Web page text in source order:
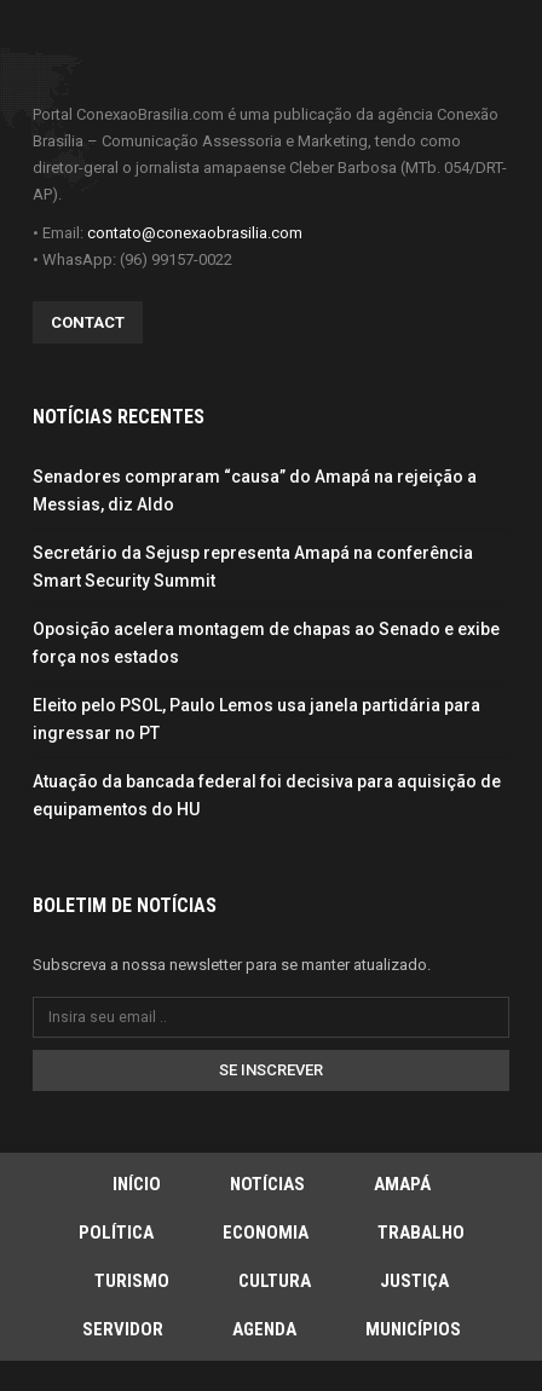
Portal ConexaoBrasilia.com é uma publicação da agência Conexão
Brasília – Comunicação Assessoria e Marketing, tendo como
diretor-geral o jornalista amapaense Cleber Barbosa (MTb. 054/DRT-
AP).
• Email: contato@conexaobrasilia.com
• WhasApp: (96) 99157-0022
CONTACT
NOTÍCIAS RECENTES
Senadores compraram “causa” do Amapá na rejeição a
Messias, diz Aldo
Secretário da Sejusp representa Amapá na conferência
Smart Security Summit
Oposição acelera montagem de chapas ao Senado e exibe
força nos estados
Eleito pelo PSOL, Paulo Lemos usa janela partidária para
ingressar no PT
Atuação da bancada federal foi decisiva para aquisição de
equipamentos do HU
BOLETIM DE NOTÍCIAS
Subscreva a nossa newsletter para se manter atualizado.
SE INSCREVER
INÍCIO NOTÍCIAS AMAPÁ
POLÍTICA ECONOMIA TRABALHO
TURISMO CULTURA JUSTIÇA
SERVIDOR AGENDA MUNICÍPIOS